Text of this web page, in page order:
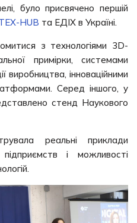
було присвячено першій
HUB та ЕДІХ в Україні.
з технологіями 3D-
примірки, системами
виробництва, інноваційними
Серед іншого, у
стенд Наукового
реальні приклади
і можливості